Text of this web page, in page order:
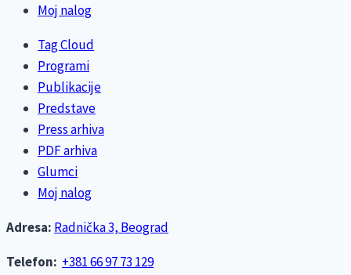
Moj nalog
Tag Cloud
Programi
Publikacije
Predstave
Press arhiva
PDF arhiva
Glumci
Moj nalog
Adresa: Radnička 3, Beograd
Telefon: +381 66 97 73 129